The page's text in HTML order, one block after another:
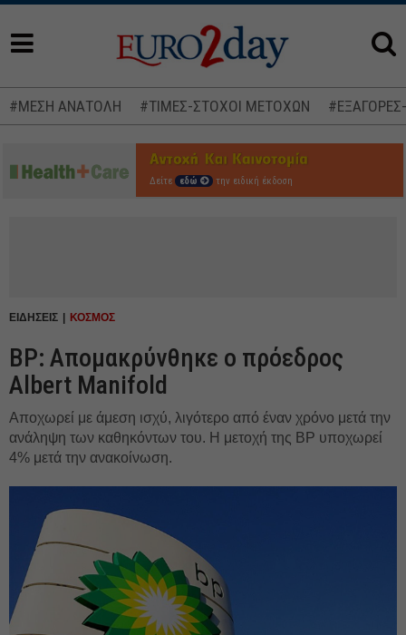
#ΜΕΣΗ ΑΝΑΤΟΛΗ #ΤΙΜΕΣ-ΣΤΟΧΟΙ ΜΕΤΟΧΩΝ
Δείτε εδώ την ειδική έκδοση
ΕΙΔΗΣΕΙΣ ΚΟΣΜΟΣ
BP: Απομακρύνθηκε ο πρόεδρος
Albert Manifold
Αποχωρεί με άμεση ισχύ, λιγότερο από έναν χρόνο μετά την
ανάληψη των καθηκόντων του. Η μετοχή της BP υποχωρεί
4% μετά την ανακοίνωση.